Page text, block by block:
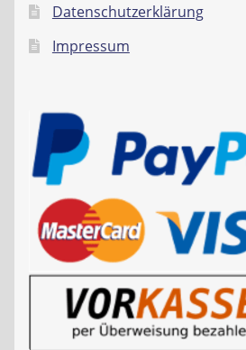
Datenschutzerklärung
Impressum